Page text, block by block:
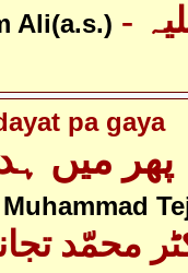
Ali(a.s.) - امام علی علیہ
pa gaya
پھر میں
محمّد